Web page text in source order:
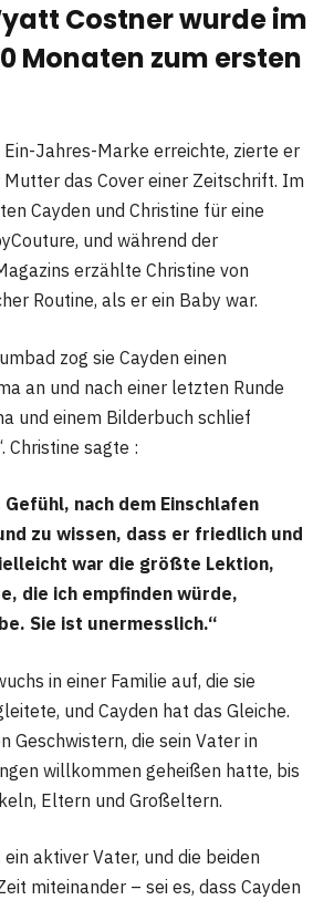
Costner wurde im
Monaten zum ersten
Ein-Jahres-Marke erreichte, zierte er
das Cover einer Zeitschrift. Im
Cayden und Christine für eine
und während der
erzählte Christine von
Routine, als er ein Baby war.
zog sie Cayden einen
an und nach einer letzten Runde
und einem Bilderbuch schlief
Christine sagte :
nach dem Einschlafen
zu wissen, dass er friedlich und
war die größte Lektion,
die ich empfinden würde,
Sie ist unermesslich.“
in einer Familie auf, die sie
und Cayden hat das Gleiche.
Geschwistern, die sein Vater in
willkommen geheißen hatte, bis
Eltern und Großeltern.
aktiver Vater, und die beiden
miteinander – sei es, dass Cayden